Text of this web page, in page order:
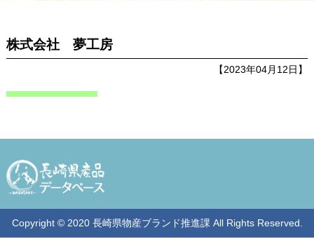
株式会社 夢工房
【2023年04月12日】
Copyright © 2020 長崎県物産ブランド推進課 All Rights Reserved.